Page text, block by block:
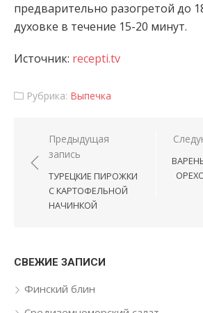
предварительно разогретой до
духовке в течение 15-20 минут.
Источник: recepti.tv
Рубрика: Выпечка
Навигация по
Предыдущая
запись
ТУРЕЦКИЕ ПИРОЖКИ
С КАРТОФЕЛЬНОЙ
НАЧИНКОЙ
СВЕЖИЕ ЗАПИСИ
Финский блин